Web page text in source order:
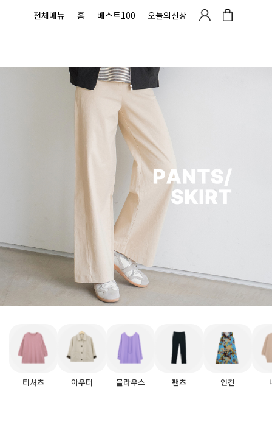
전체메뉴 홈 베스트100 오늘의신상
티셔츠 아우터 블라우스 팬츠 인견